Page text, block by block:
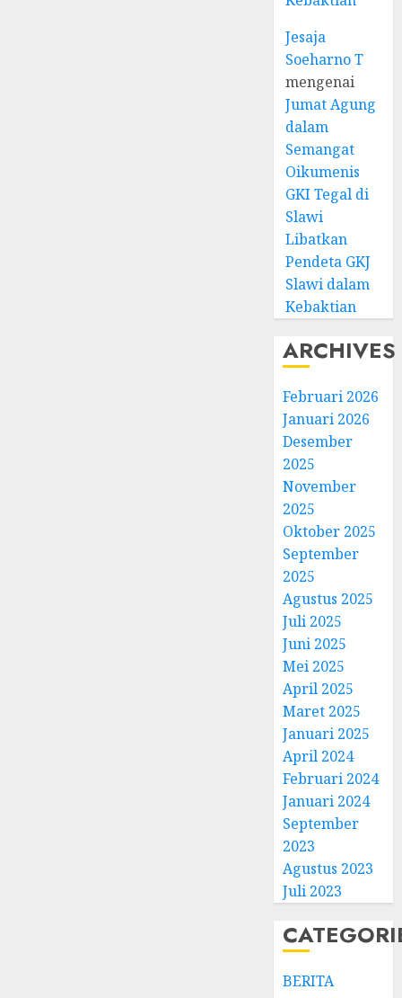
Jesaja
Soeharno T
mengenai
Jumat Agung
dalam
Semangat
Oikumenis
GKI Tegal di
Slawi
Libatkan
Pendeta GKJ
Slawi dalam
Kebaktian
ARCHIVES
Februari 2026
Januari 2026
Desember
2025
November
2025
Oktober 2025
September
2025
Agustus 2025
Juli 2025
Juni 2025
Mei 2025
April 2025
Maret 2025
Januari 2025
April 2024
Februari 2024
Januari 2024
September
2023
Agustus 2023
Juli 2023
BERITA
3
Natal
BKSG
Tegal
di
11, 2026
4
Samuel
Adi
dan